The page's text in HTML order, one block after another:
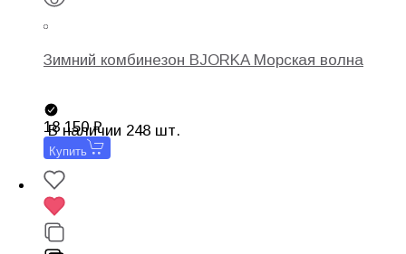
Зимний комбинезон BJORKA Морская волна
В наличии 248 шт.
18 150
Купить